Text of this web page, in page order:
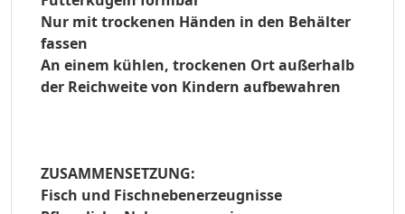
Nur mit trockenen Händen in den Behälter
fassen
An einem kühlen, trockenen Ort außerhalb
der Reichweite von Kindern aufbewahren
ZUSAMMENSETZUNG:
Fisch und Fischnebenerzeugnisse